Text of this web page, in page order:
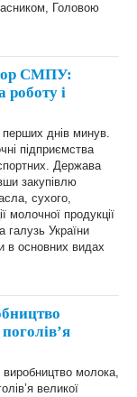
Головою
СМПУ:
роботу і
днів минув.
підприємства
Держава
закупівлю
сухого,
молочної продукції
України
в основних видах
молока,
великої